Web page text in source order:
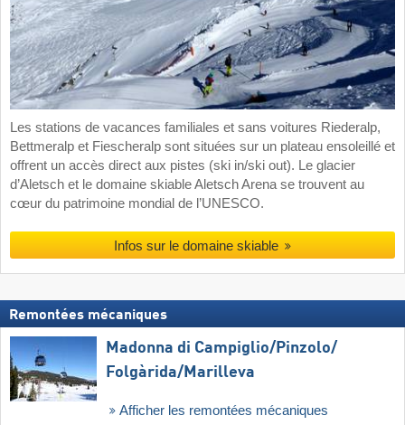
Les stations de vacances familiales et sans voitures Riederalp,
Bettmeralp et Fiescheralp sont situées sur un plateau ensoleillé et
offrent un accès direct aux pistes (ski in/ski out). Le glacier
d’Aletsch et le domaine skiable Aletsch Arena se trouvent au
cœur du patrimoine mondial de l’UNESCO.
Infos sur le domaine skiable
Remontées mécaniques
Madonna di Campiglio/​Pinzolo/​
Folgàrida/​Marilleva
Afficher les remontées mécaniques